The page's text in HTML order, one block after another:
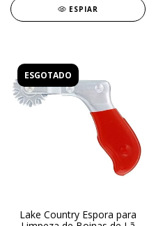
ESPIAR
ESGOTADO
Lake Country Espora para